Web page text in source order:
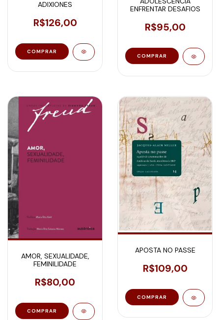
ADIXIONES
R$126,00
ENFRENTAR DESAFIOS
R$95,00
AMOR, SEXUALIDADE,
FEMINILIDADE
R$80,00
APOSTA NO PASSE
R$109,00